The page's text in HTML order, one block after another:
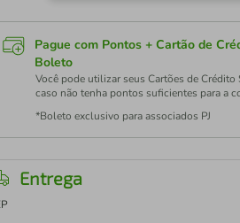
Pague com Pontos + Cartão de
Boleto
Você pode utilizar seus Cartões de
caso não tenha pontos suficientes para a
*Boleto exclusivo para associados PJ
Entrega